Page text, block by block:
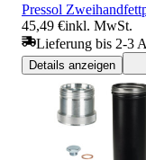
Pressol
45,49 €inkl. MwSt.
Lieferung bis 2-3
Details anzeigen